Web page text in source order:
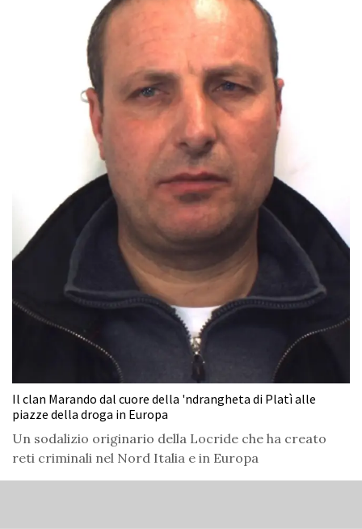
Il clan Marando dal cuore della 'ndrangheta di Platì alle
piazze della droga in Europa
Un sodalizio originario della Locride che ha creato
reti criminali nel Nord Italia e in Europa